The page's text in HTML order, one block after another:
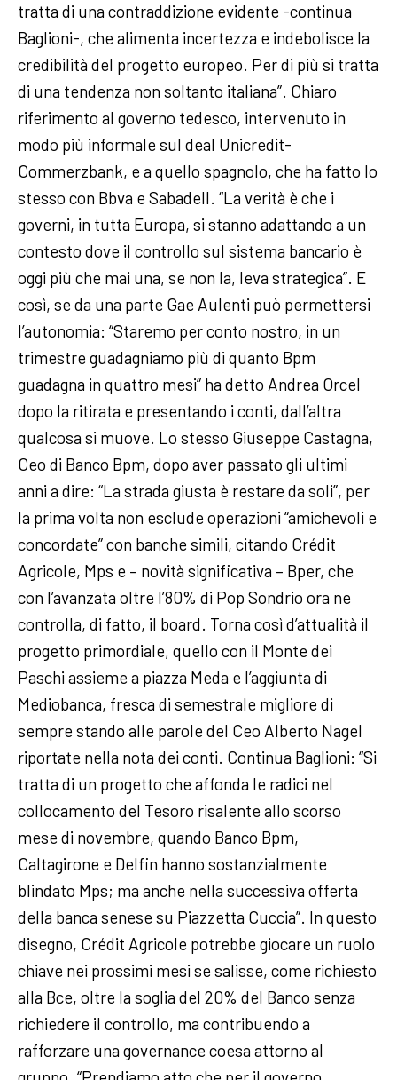
tratta di una contraddizione evidente -continua
Baglioni-, che alimenta incertezza e indebolisce la
credibilità del progetto europeo. Per di più si tratta
di una tendenza non soltanto italiana”. Chiaro
riferimento al governo tedesco, intervenuto in
modo più informale sul deal Unicredit-
Commerzbank, e a quello spagnolo, che ha fatto lo
stesso con Bbva e Sabadell. “La verità è che i
governi, in tutta Europa, si stanno adattando a un
contesto dove il controllo sul sistema bancario è
oggi più che mai una, se non la, leva strategica”. E
così, se da una parte Gae Aulenti può permettersi
l’autonomia: “Staremo per conto nostro, in un
trimestre guadagniamo più di quanto Bpm
guadagna in quattro mesi” ha detto Andrea Orcel
dopo la ritirata e presentando i conti, dall’altra
qualcosa si muove. Lo stesso Giuseppe Castagna,
Ceo di Banco Bpm, dopo aver passato gli ultimi
anni a dire: “La strada giusta è restare da soli”, per
la prima volta non esclude operazioni “amichevoli e
concordate” con banche simili, citando Crédit
Agricole, Mps e – novità significativa – Bper, che
con l’avanzata oltre l’80% di Pop Sondrio ora ne
controlla, di fatto, il board. Torna così d’attualità il
progetto primordiale, quello con il Monte dei
Paschi assieme a piazza Meda e l’aggiunta di
Mediobanca, fresca di semestrale migliore di
sempre stando alle parole del Ceo Alberto Nagel
riportate nella nota dei conti. Continua Baglioni: “Si
tratta di un progetto che affonda le radici nel
collocamento del Tesoro risalente allo scorso
mese di novembre, quando Banco Bpm,
Caltagirone e Delfin hanno sostanzialmente
blindato Mps; ma anche nella successiva offerta
della banca senese su Piazzetta Cuccia”. In questo
disegno, Crédit Agricole potrebbe giocare un ruolo
chiave nei prossimi mesi se salisse, come richiesto
alla Bce, oltre la soglia del 20% del Banco senza
richiedere il controllo, ma contribuendo a
rafforzare una governance coesa attorno al